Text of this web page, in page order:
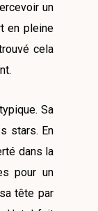
un
en pleine
cela
Sa
stars. En
dans la
pour un
tête par